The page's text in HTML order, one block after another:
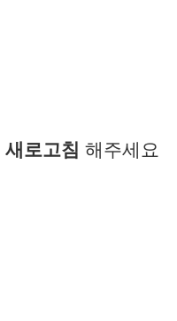
새로고침 해주세요